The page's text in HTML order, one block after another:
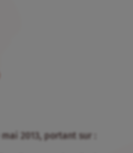
2013, portant sur :